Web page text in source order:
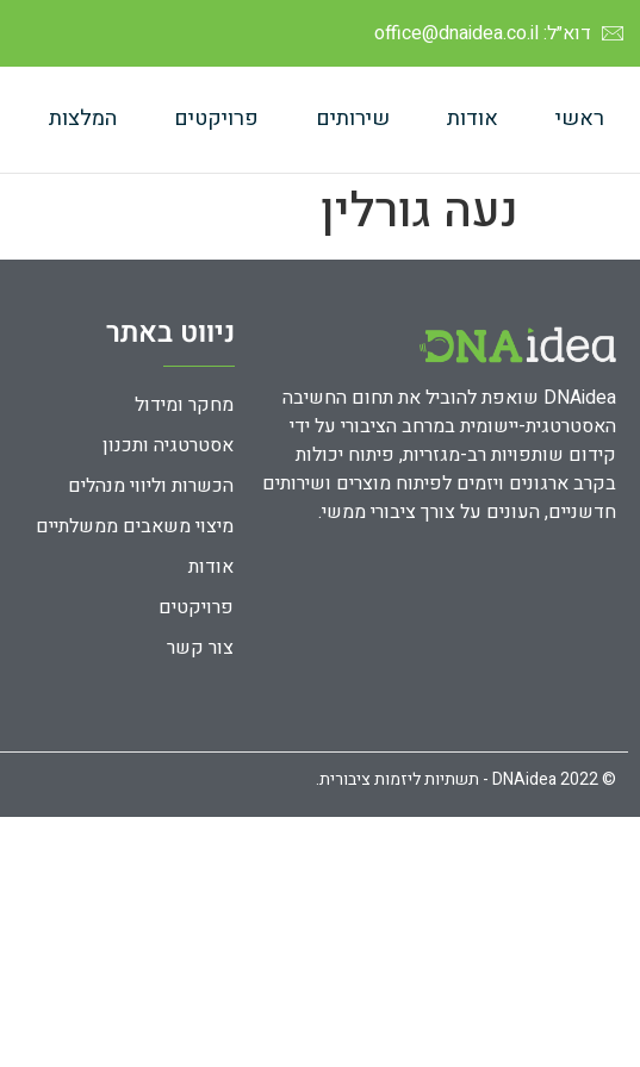
דוא״ל: office@dnaidea.co.il
ראשי אודות שירותים פרויקטים המלצות
נעה גורלין
DNAidea שואפת להוביל את תחום החשיבה
האסטרטגית-יישומית במרחב הציבורי על ידי
קידום שותפויות רב-מגזריות, פיתוח יכולות
בקרב ארגונים ויזמים לפיתוח מוצרים ושירותים
חדשניים, העונים על צורך ציבורי ממשי.
ניווט באתר
מחקר ומידול
אסטרטגיה ותכנון
הכשרות וליווי מנהלים
מיצוי משאבים ממשלתיים
אודות
פרויקטים
צור קשר
© 2022 DNAidea - תשתיות ליזמות ציבורית.